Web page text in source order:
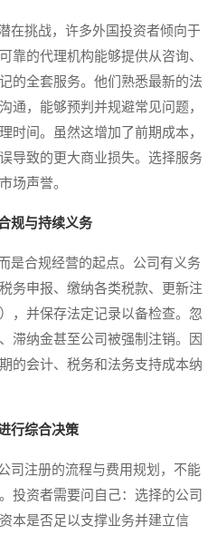
挑战，许多外国投资者倾向于
靠的代理机构能够提供从咨询、
的全套服务。他们熟悉最新的法
通，能够预判并规避常见问题，
时间。虽然这增加了前期成本，
导致的更大商业损失。选择服务
场声誉。
规与持续义务
合规经营的起点。公司有义务
务申报、缴纳各类税款、更新注
，并保存法定记录以备检查。忽
滞纳金甚至公司被强制注销。因
的会计、税务和法务支持成本纳
行综合决策
注册的流程与费用规划，不能
投资者需要问自己：选择的公司
本是否足以支撑业务并建立信